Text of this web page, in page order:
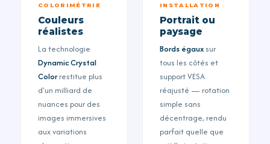
COLORIMÉTRIE
Couleurs
réalistes
La technologie
Dynamic Crystal
Colorrestitue plus
d'un milliard de
nuances pour des
images immersives
aux variations
INSTALLATION
Portrait ou
paysage
Bords égaux sur
tous les côtés et
support VESA
réajusté — rotation
simple sans
décentrage, rendu
parfait quelle que